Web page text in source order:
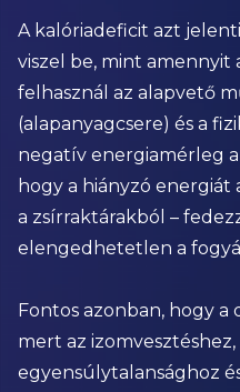
A kalóriadeficit azt
viszel be, mint amennyit
felhasznál az alapvető
(alapanyagcsere) és a
negatív energiamérleg
hogy a hiányzó
a zsírraktárakból –
elengedhetetlen a
Fontos azonban, hogy
mert az
egyensúlytalansághoz